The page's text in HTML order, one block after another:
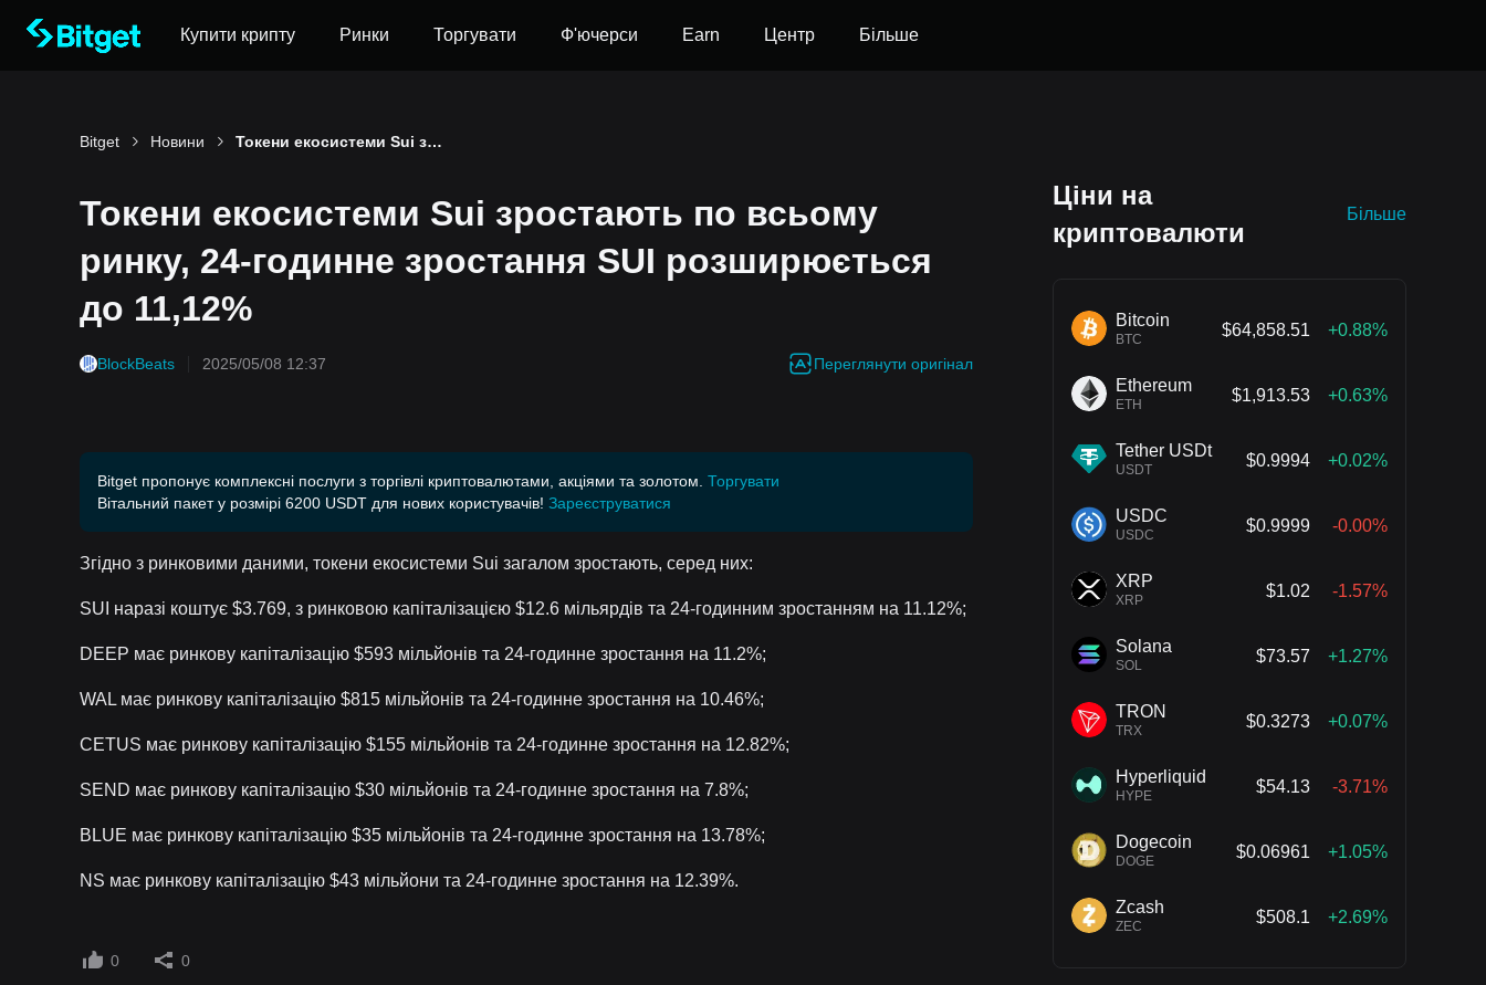
Купити крипту Ринки Торгувати Ф'ючерси Earn Центр Більше
Bitget Новини Токени екосистеми Sui зростають по всьому ринку, 24-годинне зростання SUI розширюється до 11,12%
Токени екосистеми Sui зростають по всьому
ринку, 24-годинне зростання SUI розширюється
до 11,12%
BlockBeats 2025/05/08 12:37 Переглянути оригінал
Bitget пропонує комплексні послуги з торгівлі криптовалютами, акціями та золотом. Торгувати
Вітальний пакет у розмірі 6200 USDT для нових користувачів! Зареєструватися
Згідно з ринковими даними, токени екосистеми Sui загалом зростають, серед них:
SUI наразі коштує $3.769, з ринковою капіталізацією $12.6 мільярдів та 24-годинним зростанням на 11.12%;
DEEP має ринкову капіталізацію $593 мільйонів та 24-годинне зростання на 11.2%;
WAL має ринкову капіталізацію $815 мільйонів та 24-годинне зростання на 10.46%;
CETUS має ринкову капіталізацію $155 мільйонів та 24-годинне зростання на 12.82%;
SEND має ринкову капіталізацію $30 мільйонів та 24-годинне зростання на 7.8%;
BLUE має ринкову капіталізацію $35 мільйонів та 24-годинне зростання на 13.78%;
NS має ринкову капіталізацію $43 мільйони та 24-годинне зростання на 12.39%.
0 0
Ціни на
криптовалюти
Більше
Bitcoin
BTC
$64,858.51 +0.88%
Ethereum
ETH
$1,913.53 +0.63%
Tether USDt
USDT
$0.9994 +0.02%
USDC
USDC
$0.9999 -0.00%
XRP
XRP
$1.02 -1.57%
Solana
SOL
$73.57 +1.27%
TRON
TRX
$0.3273 +0.07%
Hyperliquid
HYPE
$54.13 -3.71%
Dogecoin
DOGE
$0.06961 +1.05%
Zcash
ZEC
$508.1 +2.69%